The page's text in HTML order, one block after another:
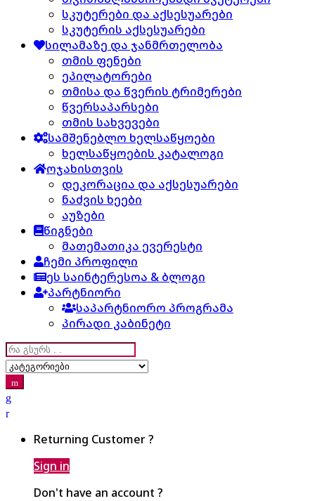
სკუტერები და აქსესუარები
სკუტერის აქსესუარები
სილამაზე და ჯანმრთელობა
თმის ფენები
ეპილატორები
თმისა და წვერის ტრიმერები
წვერსაპარსები
თმის სახვევები
სამშენებლო ხელსაწყოები
ხელსაწყოების კატალოგი
ოჯახისთვის
დეკორაცია და აქსესუარები
ნაძვის ხეები
აუზები
წიგნები
მათემათიკა ევერესტი
ჩემი პროფილი
ეს საინტერესოა & ბლოგი
პარტნიორი
საპარტნიორო პროგრამა
პირადი კაბინეტი
Search
for:
Returning Customer ?
Sign in
Don't have an account ?